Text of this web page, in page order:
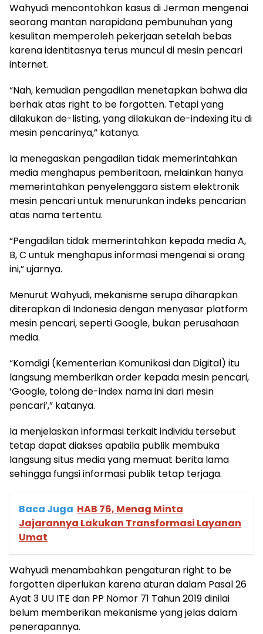
Wahyudi mencontohkan kasus di Jerman mengenai
seorang mantan narapidana pembunuhan yang
kesulitan memperoleh pekerjaan setelah bebas
karena identitasnya terus muncul di mesin pencari
internet.
“Nah, kemudian pengadilan menetapkan bahwa dia
berhak atas right to be forgotten. Tetapi yang
dilakukan de-listing, yang dilakukan de-indexing itu di
mesin pencarinya,” katanya.
Ia menegaskan pengadilan tidak memerintahkan
media menghapus pemberitaan, melainkan hanya
memerintahkan penyelenggara sistem elektronik
mesin pencari untuk menurunkan indeks pencarian
atas nama tertentu.
“Pengadilan tidak memerintahkan kepada media A,
B, C untuk menghapus informasi mengenai si orang
ini,” ujarnya.
Menurut Wahyudi, mekanisme serupa diharapkan
diterapkan di Indonesia dengan menyasar platform
mesin pencari, seperti Google, bukan perusahaan
media.
“Komdigi (Kementerian Komunikasi dan Digital) itu
langsung memberikan order kepada mesin pencari,
‘Google, tolong de-index nama ini dari mesin
pencari’,” katanya.
Ia menjelaskan informasi terkait individu tersebut
tetap dapat diakses apabila publik membuka
langsung situs media yang memuat berita lama
sehingga fungsi informasi publik tetap terjaga.
Baca Juga HAB 76, Menag Minta
Jajarannya Lakukan Transformasi Layanan
Umat
Wahyudi menambahkan pengaturan right to be
forgotten diperlukan karena aturan dalam Pasal 26
Ayat 3 UU ITE dan PP Nomor 71 Tahun 2019 dinilai
belum memberikan mekanisme yang jelas dalam
penerapannya.